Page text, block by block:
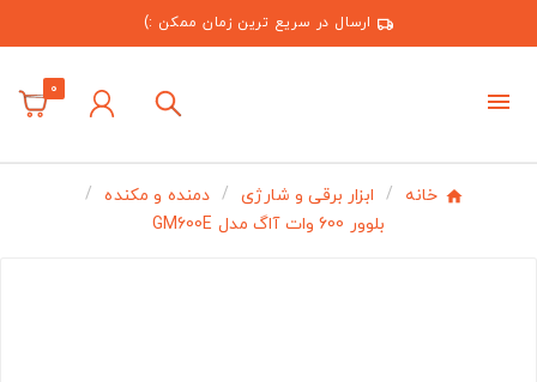
ارسال در سریع ترین زمان ممکن :)
0
خانه ابزار برقی و شارژی
دمنده و مکنده
بلوور 600 وات آاگ مدل GM600E